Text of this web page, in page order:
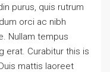
purus, quis rutrum
orci ac nibh
Nullam tempus
erat. Curabitur this is
mattis laoreet